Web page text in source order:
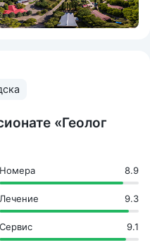
«Геолог
Номера 8.9
Лечение 9.3
Сервис 9.1